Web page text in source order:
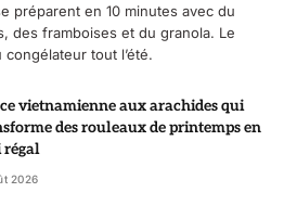
préparent en 10 minutes avec du
des framboises et du granola. Le
tout l’été.
vietnamienne aux arachides qui
des rouleaux de printemps en
régal
2026